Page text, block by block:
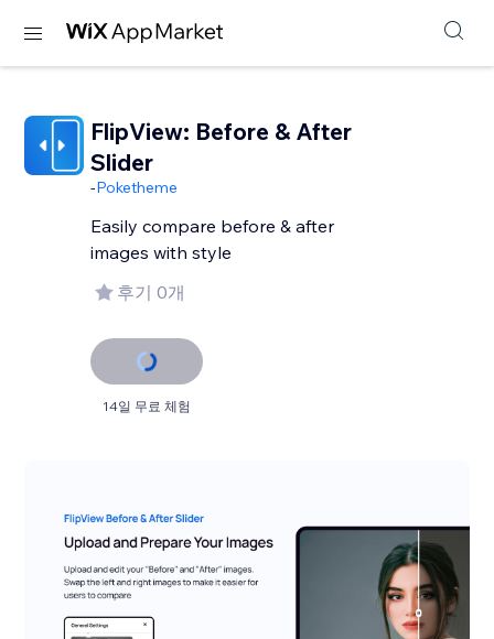
FlipView: Before & After
Slider
-Poketheme
Easily compare before & after
images with style
후기 0개
14일 무료 체험